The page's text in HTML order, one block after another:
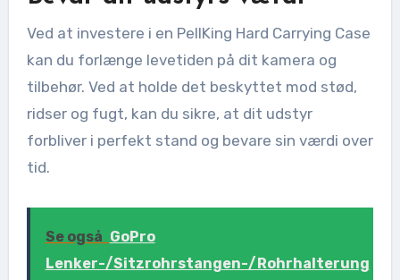
Ved at investere i en PellKing Hard Carrying Case
kan du forlænge levetiden på dit kamera og
tilbehør. Ved at holde det beskyttet mod stød,
ridser og fugt, kan du sikre, at dit udstyr
forbliver i perfekt stand og bevare sin værdi over
tid.
Se også GoPro
Lenker-/Sitzrohrstangen-/Rohrhalterung